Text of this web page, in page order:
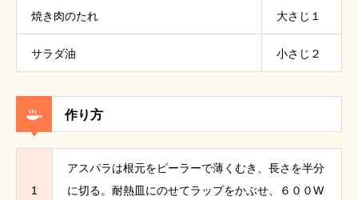
焼き肉のたれ 大さじ１
サラダ油 小さじ２
作り方
1
アスパラは根元をピーラーで薄くむき、長さを半分
に切る。耐熱皿にのせてラップをかぶせ、６００W